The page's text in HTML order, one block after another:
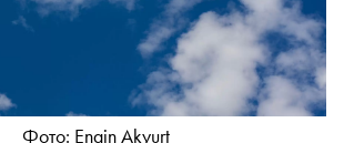
Фото: Engin Akyurt